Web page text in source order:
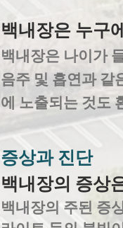
백내장은 누구
백내장은 나이가
음주 및 흡연과 같
에 노출되는 것도
증상과 진단
백내장의 증상
백내장의 주된 증